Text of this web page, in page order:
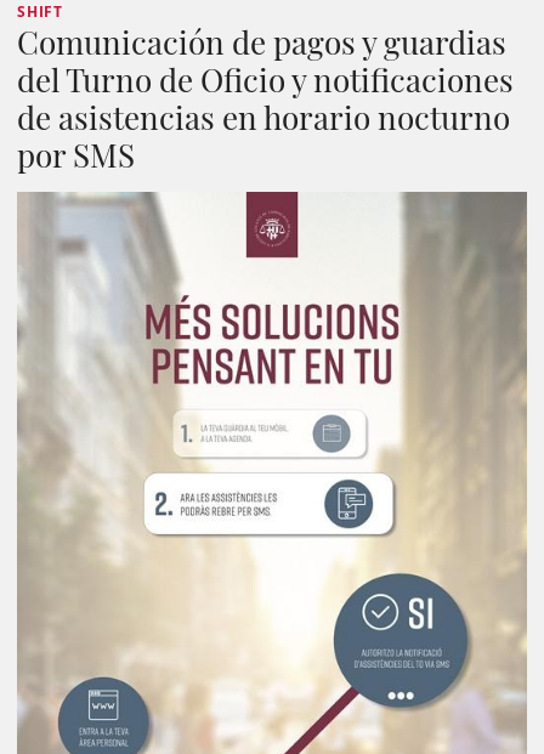
SHIFT
Comunicación de pagos y guardias
del Turno de Oficio y notificaciones
de asistencias en horario nocturno
por SMS